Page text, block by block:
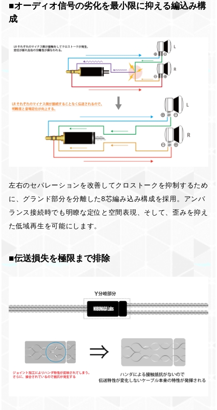
■オーディオ信号の劣化を最小限に抑える編込み構
成
左右のセパレーションを改善してクロストークを抑制するため
に、グランド部分を分離した8芯編み込み構成を採用。アンバ
ランス接続時でも明瞭な定位と空間表現、そして、歪みを抑え
た低域再生を可能にします。
■伝送損失を極限まで排除